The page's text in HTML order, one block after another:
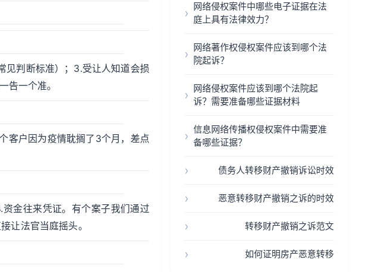
见判断标准）；3.受让人知道会损
告一个准。
客户因为疫情耽搁了3个月，差点
资金往来凭证。有个案子我们通过
让法官当庭摇头。
网络侵权案件中哪些电子证据在法
庭上具有法律效力？
网络著作权侵权案件应该到哪个法
院起诉？
网络侵权案件应该到哪个法院起
诉？需要准备哪些证据材料
信息网络传播权侵权案件中需要准
备哪些证据？
债务人转移财产撤销诉讼时效
恶意转移财产撤销之诉的时效
转移财产撤销之诉范文
如何证明房产恶意转移